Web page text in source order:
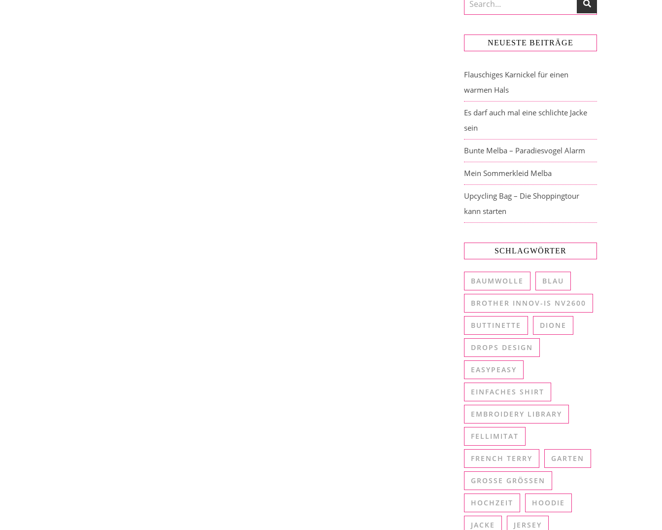
NEUESTE BEITRÄGE
Flauschiges Karnickel für einen
warmen Hals
Es darf auch mal eine schlichte Jacke
sein
Bunte Melba – Paradiesvogel Alarm
Mein Sommerkleid Melba
Upcycling Bag – Die Shoppingtour
kann starten
SCHLAGWÖRTER
BAUMWOLLE BLAU
BROTHER INNOV-IS NV2600
BUTTINETTE DIONE
DROPS DESIGN
EASYPEASY
EINFACHES SHIRT
EMBROIDERY LIBRARY
FELLIMITAT
FRENCH TERRY GARTEN
GROSSE GRÖSSEN
HOCHZEIT HOODIE
JACKE JERSEY